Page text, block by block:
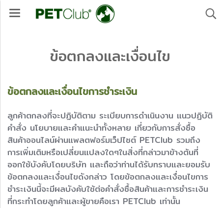
ข้อตกลงและเงื่อนไข
ข้อตกลงและเงื่อนไขการชำระเงิน
ลูกค้าตกลงที่จะปฏิบัติตาม ระเบียบการดำเนินงาน แนวปฏิบัติ
คำสั่ง นโยบายและคำแนะนำทั้งหลาย เกี่ยวกับการสั่งซื้อ
สินค้าออนไลน์ผ่านแพลตฟอร์มเว็ปไซต์ PETClub รวมถึง
การเพิ่มเติมหรือเปลี่ยนแปลงใดๆในสิ่งที่กล่าวมาข้างต้นที่
ออกใช้บังคับโดยบริษัท และถือว่าท่านได้รับทราบและยอมรับ
ข้อตกลงและเงื่อนไขดังกล่าว โดยข้อตกลงและเงื่อนไขการ
ชำระเงินนี้จะมีผลบังคับใช้ต่อคำสั่งซื้อสินค้าและการชำระเงิน
ที่กระทำโดยลูกค้าและผู้ขายคือเรา PETClub เท่านั้น